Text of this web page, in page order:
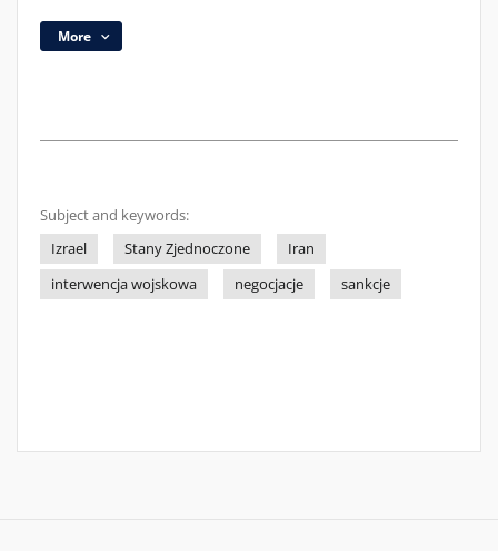
More
Subject and keywords:
Izrael
Stany Zjednoczone
Iran
interwencja wojskowa
negocjacje sankcje